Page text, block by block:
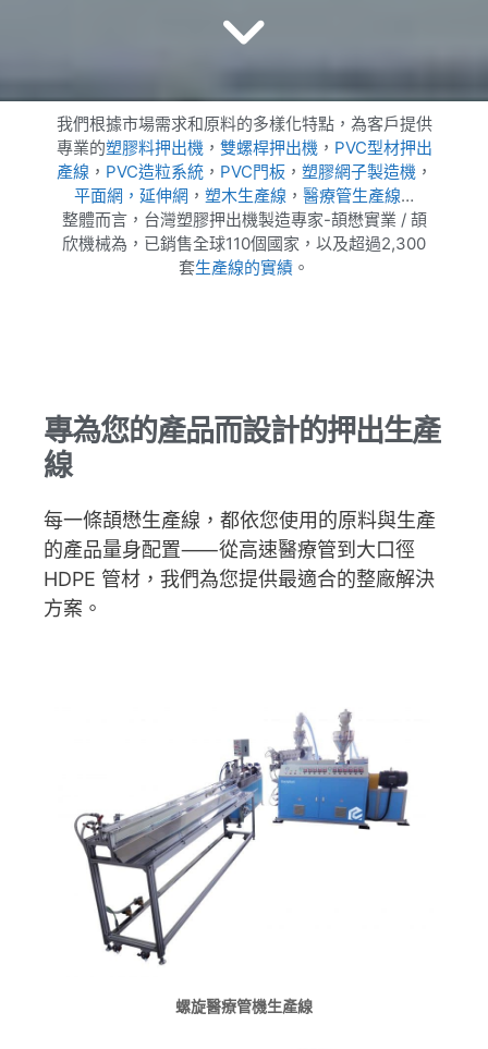
我們根據市場需求和原料的多樣化特點，為客戶提供
專業的塑膠料押出機， 雙螺桿押出機， PVC型材押出
產線 ， PVC造粒系統， PVC門板， 塑膠網子製造機，
平面網，延伸網 ， 塑木生產線 ， 醫療管生產線…
整體而言，台灣塑膠押出機製造專家-頡懋實業 / 頡
欣機械為，已銷售全球110個國家，以及超過2,300
套生產線的實績 。
專為您的產品⽽設計的押出⽣產
線
每⼀條頡懋⽣產線，都依您使⽤的原料與⽣產
的產品量⾝配置⸺從⾼速醫療管到⼤⼝徑
HDPE 管材，我們為您提供最適合的整廠解決
⽅案。
螺旋醫療管機生產線